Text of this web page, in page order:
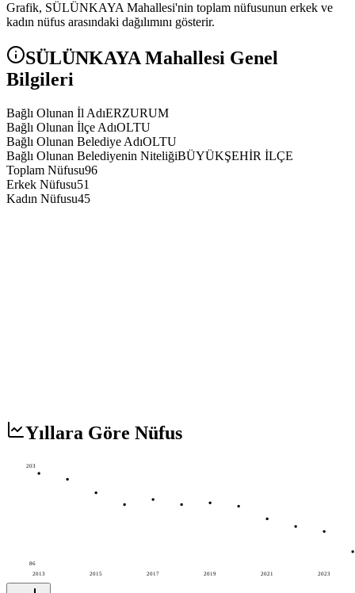
Grafik, SÜLÜNKAYA Mahallesi'nin toplam nüfusunun erkek ve
kadın nüfus arasındaki dağılımını gösterir.
SÜLÜNKAYA Mahallesi Genel
Bilgileri
Bağlı Olunan İl AdıERZURUM
Bağlı Olunan İlçe AdıOLTU
Bağlı Olunan Belediye AdıOLTU
Bağlı Olunan Belediyenin NiteliğiBÜYÜKŞEHİR İLÇE
Toplam Nüfusu96
Erkek Nüfusu51
Kadın Nüfusu45
Yıllara Göre Nüfus
2013 2015 2017 2019 2021 2023
203
86